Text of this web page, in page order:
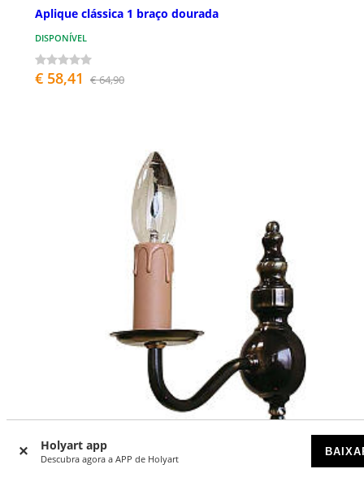
Holyart app
Descubra agora a APP de Holyart
Aplique clássica 1 braço dourada
DISPONÍVEL
€ 58,41 € 64,90